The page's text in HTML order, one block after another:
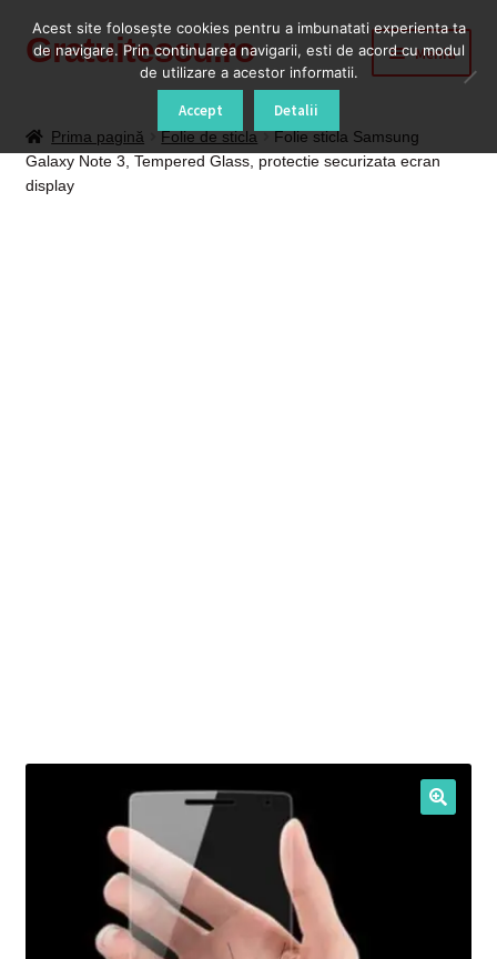
Sari
Sari
Gratuitescu.ro Meniu
Blog
Prima pagină Folie de sticla
Folie sticla Samsung
Galaxy Note 3, Tempered Glass, protectie securizata ecran
display
Acest site foloseşte cookies pentru a imbunatati experienta ta
de navigare. Prin continuarea navigarii, esti de acord cu modul
de utilizare a acestor informatii.
Accept Detalii